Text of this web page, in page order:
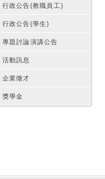
行政公告(教職員工)
行政公告(學生)
專題討論演講公告
活動訊息
企業徵才
獎學金